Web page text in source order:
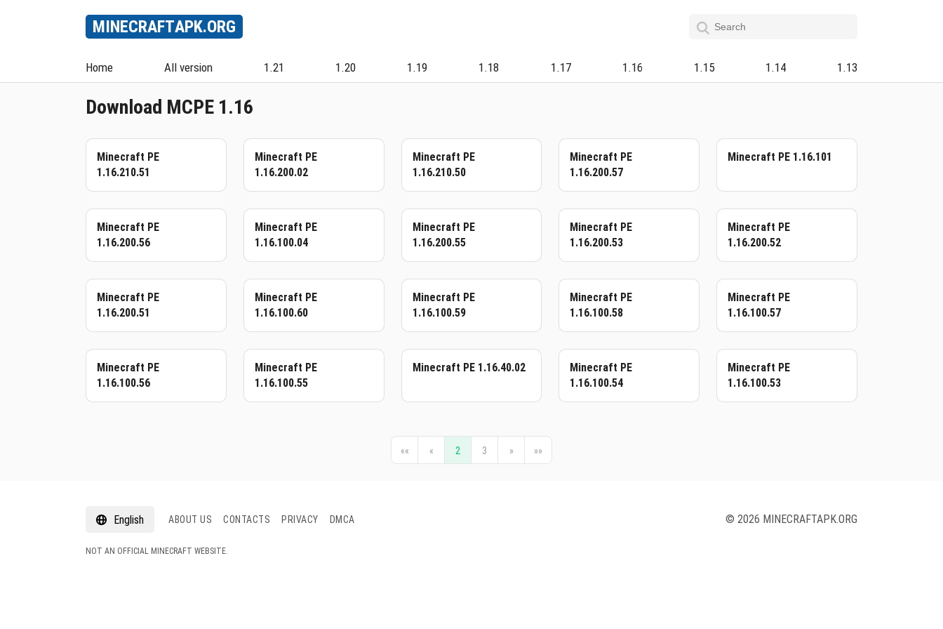
MINECRAFTAPK.ORG
Home All version 1.21 1.20 1.19 1.18 1.17 1.16 1.15 1.14 1.13
Download MCPE 1.16
Minecraft PE
1.16.210.51
Minecraft PE
1.16.200.02
Minecraft PE
1.16.210.50
Minecraft PE
1.16.200.57
Minecraft PE 1.16.101
Minecraft PE
1.16.200.56
Minecraft PE
1.16.100.04
Minecraft PE
1.16.200.55
Minecraft PE
1.16.200.53
Minecraft PE
1.16.200.52
Minecraft PE
1.16.200.51
Minecraft PE
1.16.100.60
Minecraft PE
1.16.100.59
Minecraft PE
1.16.100.58
Minecraft PE
1.16.100.57
Minecraft PE
1.16.100.56
Minecraft PE
1.16.100.55
Minecraft PE 1.16.40.02
Minecraft PE
1.16.100.54
Minecraft PE
1.16.100.53
«« « 2 3 » »»
English ABOUT US CONTACTS PRIVACY DMCA © 2026 MINECRAFTAPK.ORG
NOT AN OFFICIAL MINECRAFT WEBSITE.